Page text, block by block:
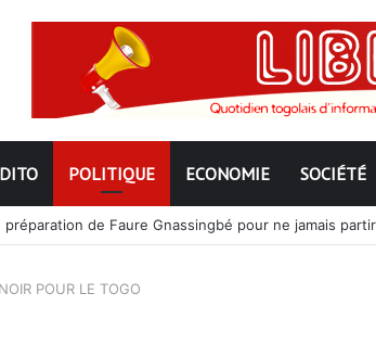
POLITIQUE ECONOMIE SOCIÉTÉ
de Faure Gnassingbé pour ne jamais
POUR LE TOGO